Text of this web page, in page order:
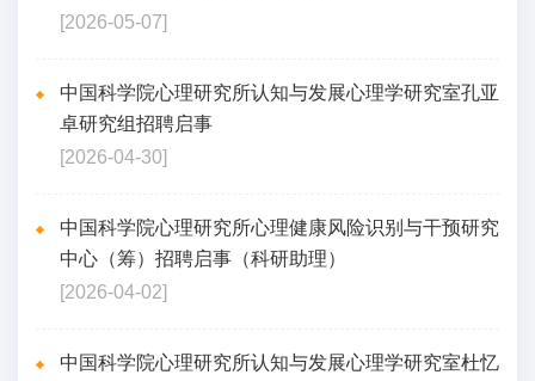
[2026-05-07]
中国科学院心理研究所认知与发展心理学研究室孔亚
卓研究组招聘启事
[2026-04-30]
中国科学院心理研究所心理健康风险识别与干预研究
中心（筹）招聘启事（科研助理）
[2026-04-02]
中国科学院心理研究所认知与发展心理学研究室杜忆